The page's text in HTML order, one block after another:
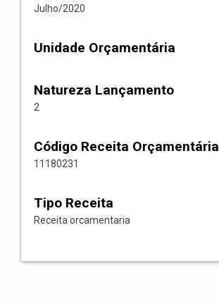
Julho/2020
Unidade Orçamentária
Natureza Lançamento
2
Código Receita Orçamentária
11180231
Tipo Receita
Receita orcamentaria